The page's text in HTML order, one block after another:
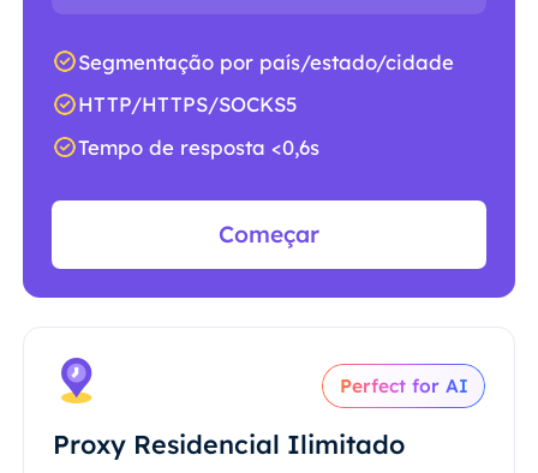
Segmentação por país/estado/cidade
HTTP/HTTPS/SOCKS5
Tempo de resposta <0,6s
Começar
Perfect for AI
Proxy Residencial Ilimitado